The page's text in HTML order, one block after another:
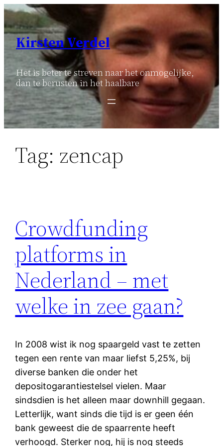
Ga
naar
inhoud
Kirsten Verdel
Het is beter te streven naar het onmogelijke,
dan te berusten in het haalbare
Tag: zencap
Crowdfunding
platforms in
Nederland – met
welke in zee gaan?
In 2008 wist ik nog spaargeld vast te zetten
tegen een rente van maar liefst 5,25%, bij
diverse banken die onder het
depositogarantiestelsel vielen. Maar
sindsdien is het alleen maar downhill gegaan.
Letterlijk, want sinds die tijd is er geen één
bank geweest die de spaarrente heeft
verhoogd. Sterker nog, hij is nog steeds